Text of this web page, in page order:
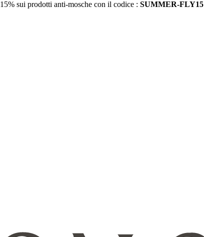
15% sui prodotti anti-mosche con il codice : SUMMER-FLY15